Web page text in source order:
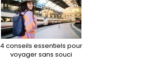
4 conseils essentiels pour
voyager sans souci